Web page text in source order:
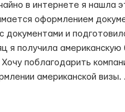
в интернете я нашла
оформлением
документами и
я получила американскую
Хочу поблагодарить
американской визы.